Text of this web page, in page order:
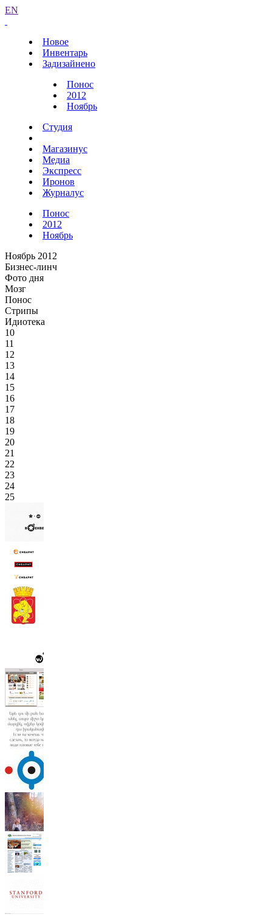
EN
Новое
Инвентарь
Задизайнено
Понос
2012
Ноябрь
Студия
Магазинус
Медиа
Экспресс
Иронов
Журналус
Понос
2012
Ноябрь
Ноябрь 2012
Бизнес-линч
Фото дня
Мозг
Понос
Стрипы
Идиотека
10
11
12
13
14
15
16
17
18
19
20
21
22
23
24
25